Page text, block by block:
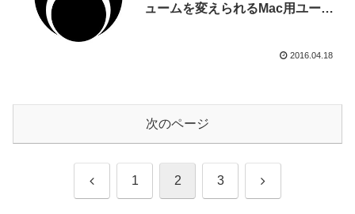
ュームを変えられるMac用ユーテ
2016.04.18
次のページ
前 1 2 3 次